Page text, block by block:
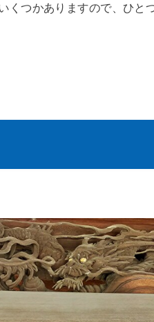
くつかありますので、ひと